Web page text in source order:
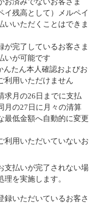
イ残高として）メルペイ
いいただくことはできま
完了しているお客さま
いが可能です
たん本人確認およびお
利用いただけません
求月の26日までに支払
月の27日に月々の清算
最低金額へ自動的に変更
用いただいていないお
支払いが完了されない場
を実施します。
録いただいているお客さ